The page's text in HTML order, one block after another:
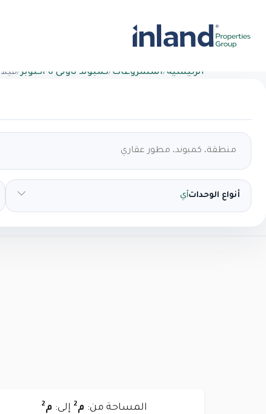
الرئيسية/المشروعات /كمبوند تاونى 6 اكتوبر /
أنواع الوحداتأي
المساحة من: م2 إلى: م2